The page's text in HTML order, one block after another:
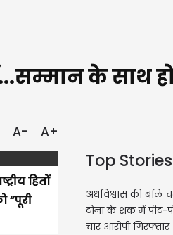
के साथ
A- A+
हितों
“पूरी
Top Stories
अंधविश्वास की बलि
टोना के शक में पीट-
चार आरोपी गिरफ्तार